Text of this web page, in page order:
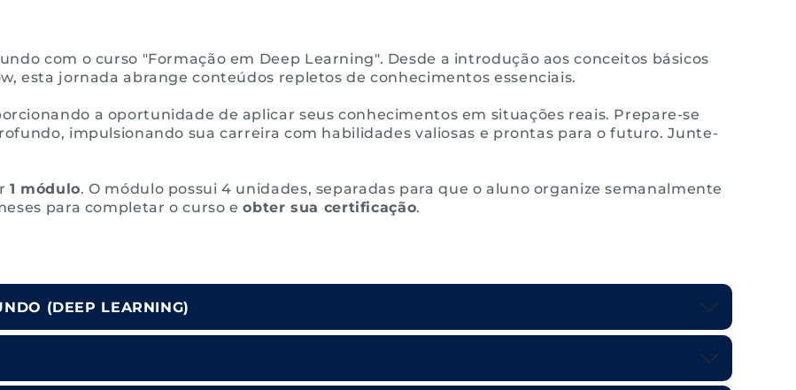
com o curso "Formação em Deep Learning". Desde a introdução aos conceitos básicos
esta jornada abrange conteúdos repletos de conhecimentos essenciais.
a oportunidade de aplicar seus conhecimentos em situações reais. Prepare-se
impulsionando sua carreira com habilidades valiosas e prontas para o futuro. Junte-
1 módulo. O módulo possui 4 unidades, separadas para que o aluno organize semanalmente
para completar o curso eobter sua certificação.
(DEEP LEARNING)